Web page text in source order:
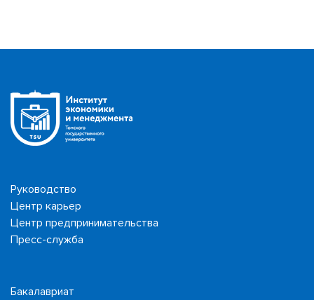
Руководство
Центр карьер
Центр предпринимательства
Пресс-служба
Бакалавриат